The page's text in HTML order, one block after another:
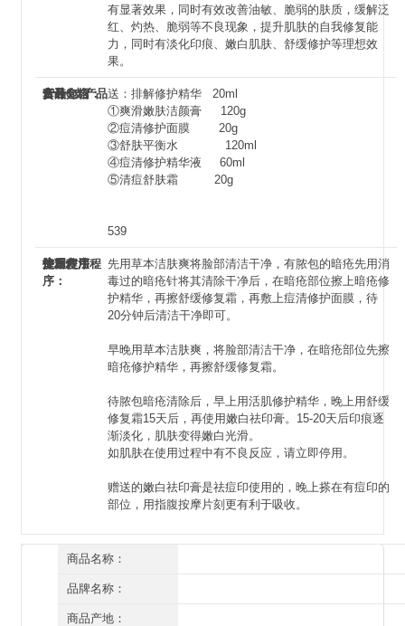
有显著效果，同时有效改善油敏、脆弱的肤质，缓解泛
红、灼热、脆弱等不良现象，提升肌肤的自我修复能
力，同时有淡化印痕、嫩白肌肤、舒缓修护等理想效
果。
产品介绍
套装包含： 送：排解修护精华 20ml
①爽滑嫩肤洁颜膏 120g
②痘清修护面膜 20g
③舒肤平衡水 120ml
④痘清修护精华液 60ml
⑤清痘舒肤霜 20g
合计6支产品
货号：
539
使用方法
护理程序： 先用草本洁肤爽将脸部清洁干净，有脓包的暗疮先用消
毒过的暗疮针将其清除干净后，在暗疮部位擦上暗疮修
护精华，再擦舒缓修复霜，再敷上痘清修护面膜，待
20分钟后清洁干净即可。
每日使用程
序：
早晚用草本洁肤爽，将脸部清洁干净，在暗疮部位先擦
暗疮修护精华，再擦舒缓修复霜。
注1：
待脓包暗疮清除后，早上用活肌修护精华，晚上用舒缓
修复霜15天后，再使用嫩白祛印膏。15-20天后印痕逐
渐淡化，肌肤变得嫩白光滑。
注2：
如肌肤在使用过程中有不良反应，请立即停用。
赠送的嫩白祛印膏是祛痘印使用的，晚上搽在有痘印的
部位，用指腹按摩片刻更有利于吸收。
商品名称：
御草贵颜 痘可消 肌肤舒缓之道5件套装
品牌名称：
草本养颜
商品产地：